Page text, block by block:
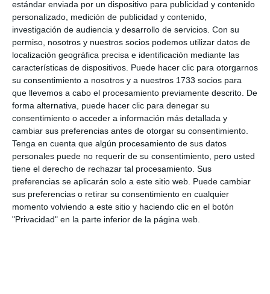
estándar enviada por un dispositivo para publicidad y contenido
personalizado, medición de publicidad y contenido,
investigación de audiencia y desarrollo de servicios. Con su
permiso, nosotros y nuestros socios podemos utilizar datos de
localización geográfica precisa e identificación mediante las
características de dispositivos. Puede hacer clic para otorgarnos
su consentimiento a nosotros y a nuestros 1733 socios para
que llevemos a cabo el procesamiento previamente descrito. De
forma alternativa, puede hacer clic para denegar su
consentimiento o acceder a información más detallada y
cambiar sus preferencias antes de otorgar su consentimiento.
Tenga en cuenta que algún procesamiento de sus datos
personales puede no requerir de su consentimiento, pero usted
tiene el derecho de rechazar tal procesamiento. Sus
preferencias se aplicarán solo a este sitio web. Puede cambiar
sus preferencias o retirar su consentimiento en cualquier
momento volviendo a este sitio y haciendo clic en el botón
"Privacidad" en la parte inferior de la página web.